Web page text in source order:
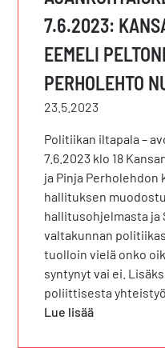
7.6.2023:
EEMELI
PERHOLEHTO
23.5.2023
Politiikan iltapala –
7.6.2023 klo 18
ja Pinja Perholehdon
hallituksen
hallitusohjelmasta ja
valtakunnan
tuolloin vielä onko
syntynyt vai ei.
poliittisesta
Lue lisää